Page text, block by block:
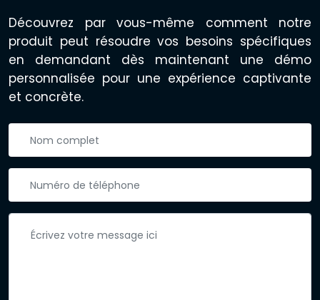
Découvrez par vous-même comment notre
produit peut résoudre vos besoins spécifiques
en demandant dès maintenant une démo
personnalisée pour une expérience captivante
et concrète.